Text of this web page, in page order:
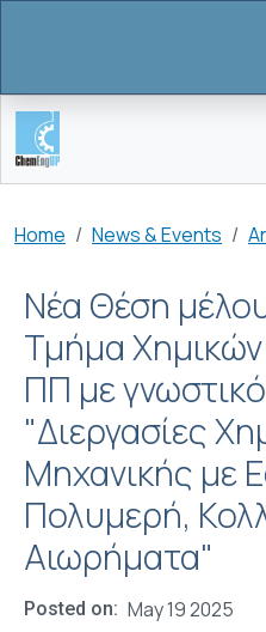
Breadcrumb
Home News & Events
Νέα Θέση
Τμήμα
ΠΠ με
"Διεργασίες
Μηχανικής με
Πολυμερή,
Αιωρήματα"
Posted on May 19 2025